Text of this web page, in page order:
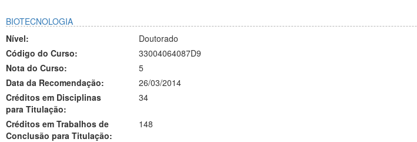
BIOTECNOLOGIA
Nível:
Doutorado
Código do Curso:
33004064087D9
Nota do Curso:
5
Data da Recomendação:
26/03/2014
Créditos em Disciplinas
para Titulação:
34
Créditos em Trabalhos de
Conclusão para Titulação:
148